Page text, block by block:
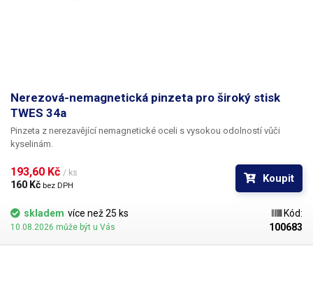
Nerezová-nemagnetická pinzeta pro široký stisk
TWES 34a
Pinzeta z nerezavějící nemagnetické oceli s vysokou odolností vůči
kyselinám.
193,60 Kč / ks
160 Kč bez DPH
Koupit
skladem více než 25 ks
10.08.2026 může být u Vás
Kód:
100683